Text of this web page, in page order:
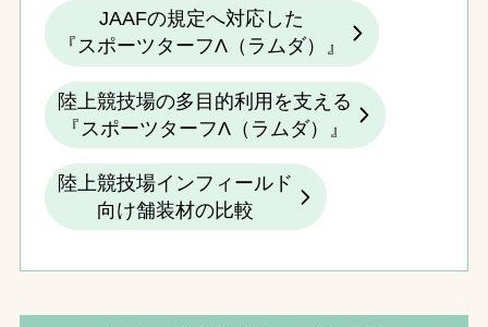
JAAFの規定へ対応した
『スポーツターフΛ（ラムダ）』
陸上競技場の多目的利用を支える
『スポーツターフΛ（ラムダ）』
陸上競技場インフィールド
向け舗装材の比較